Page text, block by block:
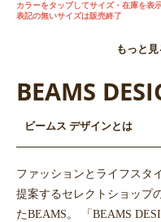
カラーをタップしてサイズ・在庫を表
表記の無いサイズは販売終了
もっと見
BEAMS
ビームス デザインとは
ファッションとライフスタ
提案するセレクトショップ
たBEAMS。 「BEAMS